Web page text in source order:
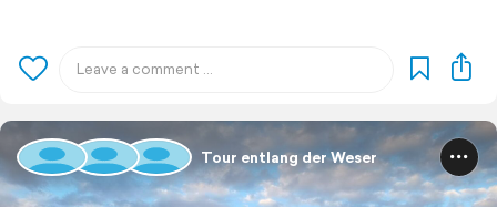
Tour entlang der Weser